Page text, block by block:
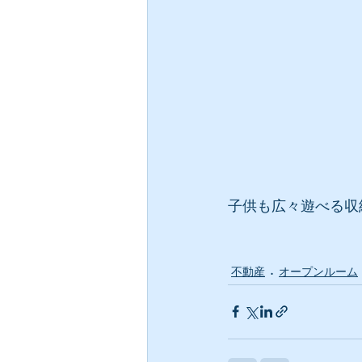
子供も広々遊べる収
不動産 オープンルーム